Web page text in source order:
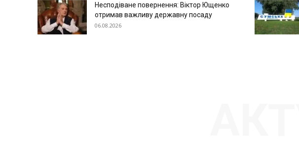
Несподіване повернення: Віктор Ющенко
отримав важливу державну посаду
06.08.2026